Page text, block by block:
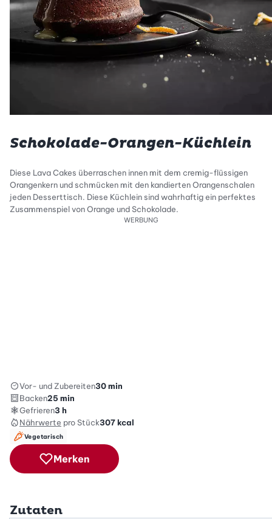
Schokolade-Orangen-Küchlein
Diese Lava Cakes überraschen innen mit dem cremig-flüssigen
Orangenkern und schmücken mit den kandierten Orangenschalen
jeden Desserttisch. Diese Küchlein sind wahrhaftig ein perfektes
Zusammenspiel von Orange und Schokolade.
WERBUNG
Vor- und Zubereiten30 min
Backen25 min
Gefrieren3 h
Nährwerte pro Stück307kcal
Vegetarisch
Merken
Zutaten